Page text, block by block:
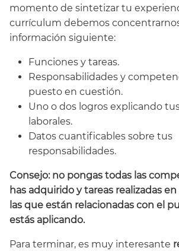
momento de sintetizar tu
currículum debemos
información siguiente:
Funciones y tareas.
Responsabilidades y
puesto en cuestión.
Uno o dos logros explicando
laborales.
Datos cuantificables sobre tus
responsabilidades.
Consejo: no pongas todas las
has adquirido y tareas realizadas
las que están relacionadas con el
estás aplicando.
Para terminar, es muy interesante